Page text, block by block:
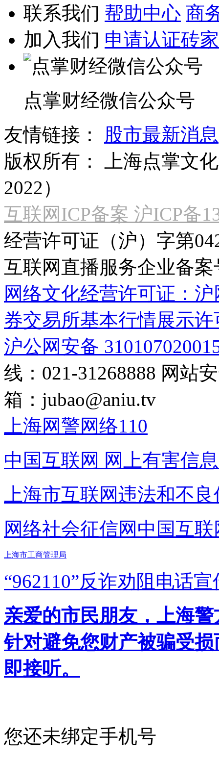
联系我们 帮助中心 商
加入我们 申请认证砖家
点掌财经微信公众号
友情链接：
股市最新消息
版权所有：
上海点掌文
2022）
互联网ICP备案 沪ICP备
经营许可证（沪）字第
互联网直播服务企业备案
网络文化经营许可证：
券交易所基本行情展示许
沪公网安备
线：021-31268888 网站
箱： jubao@aniu.tv
上海网警网络110
中国互联网 网上有害信
上海市互联网违法和不
网络社会征信网 中国互
上海市工商管理局
“962110”反诈劝阻电话宣
亲爱的市民朋友，上海
针对避免您财产被骗受
即接听。
您还未绑定手机号